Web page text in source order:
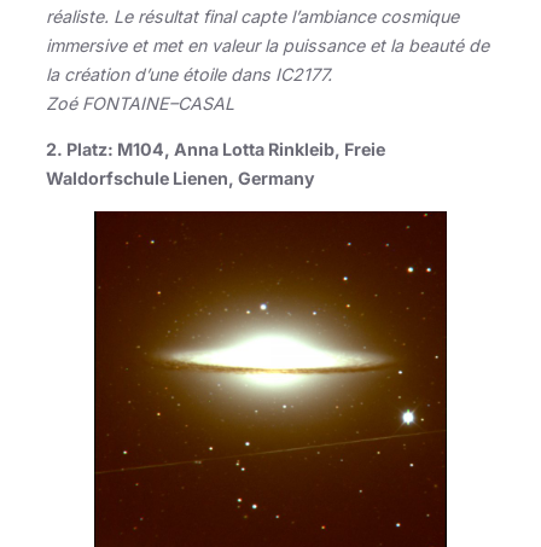
réaliste. Le résultat final capte l’ambiance cosmique
immersive et met en valeur la puissance et la beauté de
la création d’une étoile dans IC2177.
Zoé FONTAINE–CASAL
2. Platz: M104, Anna Lotta Rinkleib, Freie
Waldorfschule Lienen, Germany